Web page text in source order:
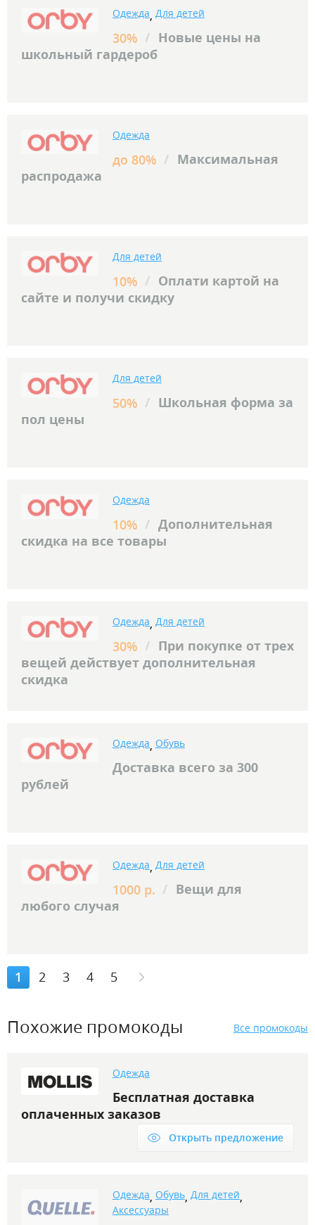
Одежда, Для детей
30% / Новые цены на
школьный гардероб
Одежда
до 80% / Максимальная
распродажа
Для детей
10% / Оплати картой на
сайте и получи скидку
Для детей
50% / Школьная форма за
пол цены
Одежда
10% / Дополнительная
скидка на все товары
Одежда, Для детей
30% / При покупке от трех
вещей действует дополнительная
скидка
Одежда, Обувь
Доставка всего за 300
рублей
Одежда, Для детей
1000 р. / Вещи для
любого случая
1 2 3 4 5
Похожие промокоды Все промокоды
Одежда
Бесплатная доставка
оплаченных заказов
Открыть предложение
Одежда, Обувь, Для детей,
Аксессуары